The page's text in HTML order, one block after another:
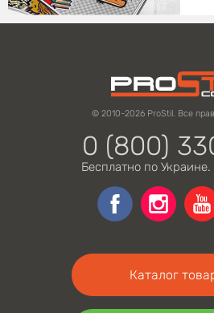
© 2010-2026 ProStil. Все
0 (800)
Бесплатно по Украине.
Каталог